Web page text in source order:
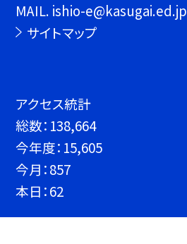
MAIL. ishio-e@kasugai.ed.jp
サイトマップ
アクセス統計
総数： 138,664
今年度： 15,605
今月：857
本日：62